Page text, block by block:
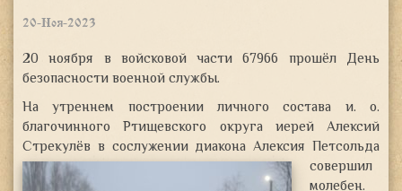
20-Ноя-2023
20 ноября в войсковой части 67966 прошёл День
безопасности военной службы.
На утреннем построении личного состава и. о.
благочинного Ртищевского округа иерей Алексий
Стрекулёв в сослужении диаконаАлексия Петсольда
совершил
молебен.